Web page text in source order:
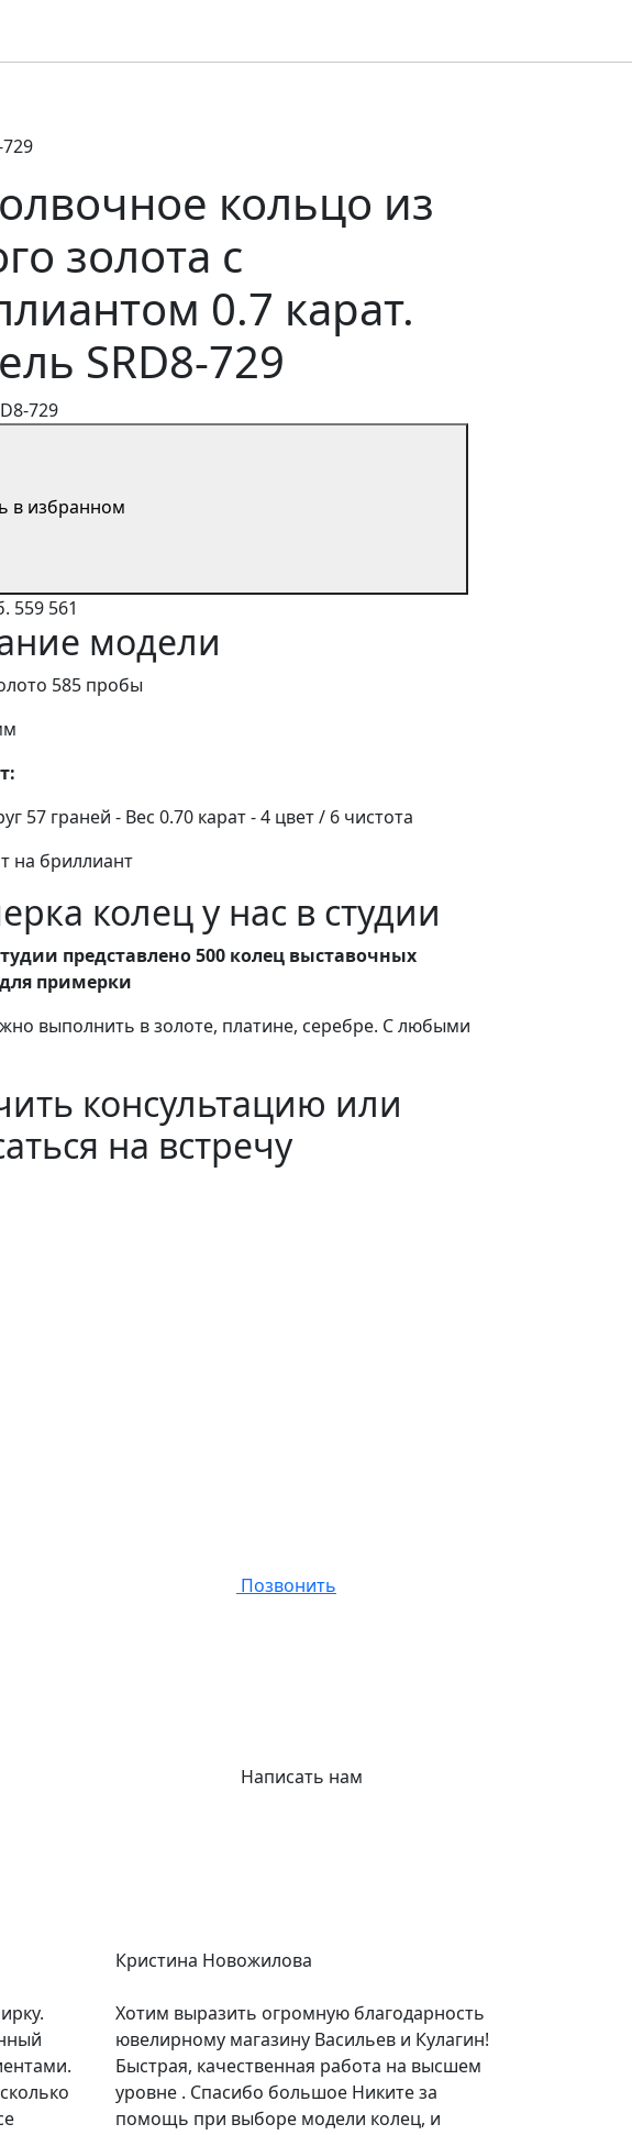
кольцо из
золота с
0.7 карат.
SRD8-729
729
в избранном
559 561
модели
585 пробы
57 граней - Вес 0.70 карат - 4 цвет / 6 чистота
на бриллиант
колец у нас в студии
представлено 500 колец выставочных
примерки
выполнить в золоте, платине, серебре. С любыми
консультацию или
на встречу
Позвонить
Написать нам
Кристина Новожилова
Хотим выразить огромную благодарность
ювелирному магазину Васильев и Кулагин!
Быстрая, качественная работа на высшем
уровне . Спасибо большое Никите за
помощь при выборе модели колец, и